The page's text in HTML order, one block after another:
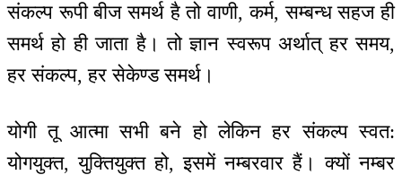
संकल्प रूपी बीज समर्थ है तो वाणी, कर्म, सम्बन्ध सहज ही
समर्थ हो ही जाता है। तो ज्ञान स्वरूप अर्थात् हर समय,
हर संकल्प, हर सेकेण्ड समर्थ।
योगी तू आत्मा सभी बने हो लेकिन हर संकल्प स्वत:
योगयुक्त, युक्तियुक्त हो, इसमें नम्बरवार हैं। क्यों नम्बर